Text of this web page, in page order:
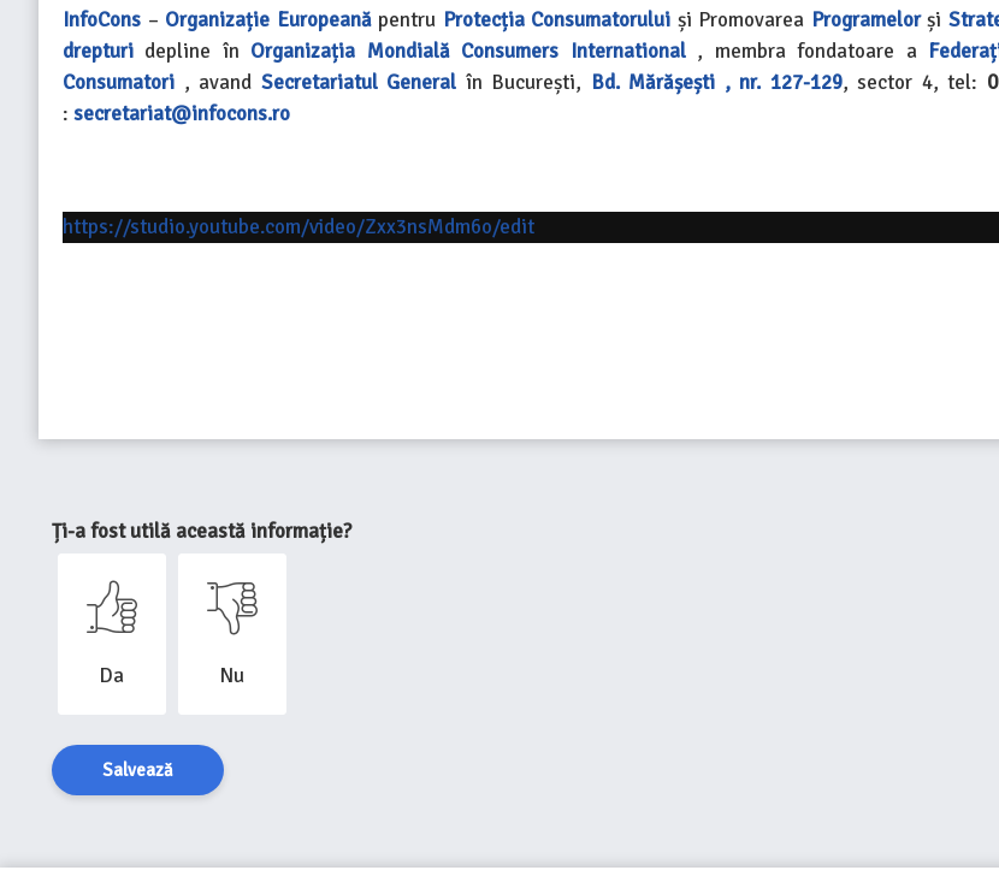
InfoCons – Organizație Europeană pentru Protecția Consumatorului și Promovarea Programelor și
drepturi depline în Organizația Mondială Consumers International, membra fondatoare a
Consumatori , avand Secretariatul General în București, Bd. Mărășești , nr. 127-129, sector 4, tel:
: secretariat@infocons.ro
https://studio.youtube.com/video/Zxx3nsMdm6o/edit
Ți-a fost utilă această informație?
Da Nu
Salvează